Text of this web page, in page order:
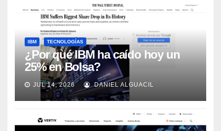
IBM TECNOLOGÍAS
¿Por qué IBM ha caído hoy un
25% en Bolsa?
JUL 14, 2026 DANIEL ALGUACIL